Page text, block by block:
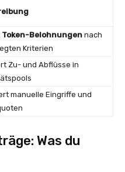
Token-Belohnungen nach
Kriterien
Zu- und Abflüsse in
manuelle Eingriffe und
Was du